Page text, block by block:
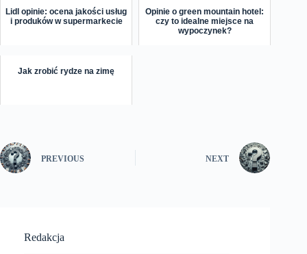
Lidl opinie: ocena jakości usług
i produków w supermarkecie
Opinie o green mountain hotel:
czy to idealne miejsce na
wypoczynek?
Jak zrobić rydze na zimę
PREVIOUS NEXT
Redakcja